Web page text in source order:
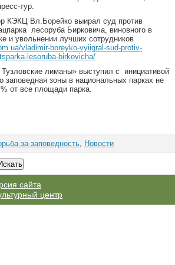
тур.
КЭКЦ Вл.Борейко выирал суд против
лесоруба Бирковича, виновного в
и увольнении лучших сотрудников
vladimir-boreyko-vyiigral-sud-protiv-
lesoruba-birkovicha/
лиманы» выступил с инициативой
заповедная зоны в национальных парках не
от все площади парка.
за заповедность, Новости
сайта
центр